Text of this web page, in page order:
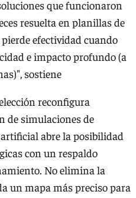
que funcionaron
resuelta en planillas de
efectividad cuando
e impacto profundo (a
sostiene
reconfigura
de simulaciones de
abre la posibilidad
con un respaldo
No elimina la
un mapa más preciso para